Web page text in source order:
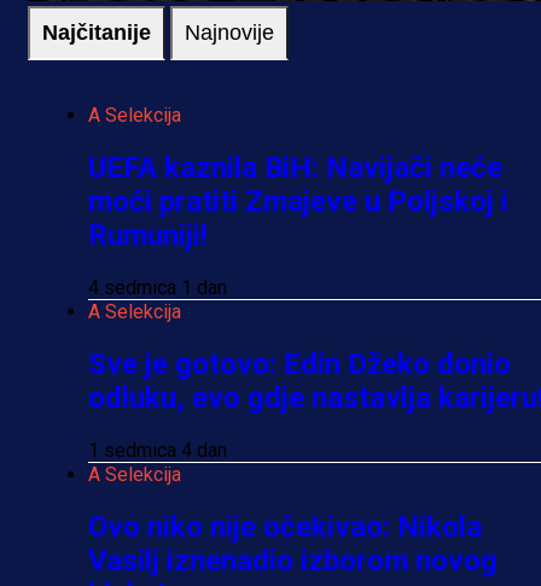
Najčitanije Najnovije
A Selekcija
UEFA kaznila BiH: Navijači neće
moći pratiti Zmajeve u Poljskoj i
Rumuniji!
4 sedmica 1 dan
A Selekcija
Sve je gotovo: Edin Džeko donio
odluku, evo gdje nastavlja
1 sedmica 4 dan
A Selekcija
Ovo niko nije očekivao: Nikola
Vasilj iznenadio izborom novog